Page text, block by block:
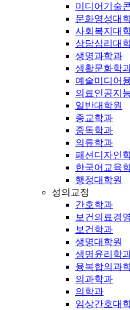
미디어기술
문화영성대
사회복지대
상담심리대
생명과학과
생활문화학
예술미디어
의료인공지
일반대학원
종교학과
중독학과
의류학과
패션디자인
한국어교육
행정대학원
성의교정
간호학과
보건의료경
보건학과
생명대학원
생명윤리학
융복합의과
의과학과
의학과
임상간호대